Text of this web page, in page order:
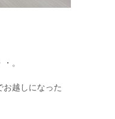
。
越しになった